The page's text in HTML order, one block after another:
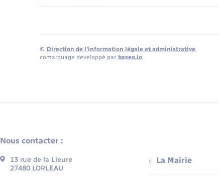
© Direction de l’information légale et administrative
comarquage developpé par baseo.io
Nous contacter :
13 rue de la Lieure
27480 LORLEAU
La Mairie